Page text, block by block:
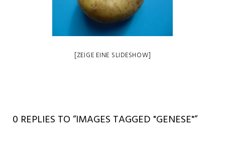
[ZEIGE EINE SLIDESHOW]
0 REPLIES TO “IMAGES TAGGED "GENESE"”